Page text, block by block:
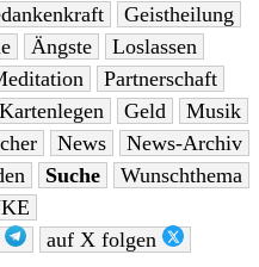
Geistheilung
Ängste
Loslassen
Partnerschaft
Kartenlegen Geld
Musik
News
News-Archiv
Suche
Wunschthema
auf X folgen